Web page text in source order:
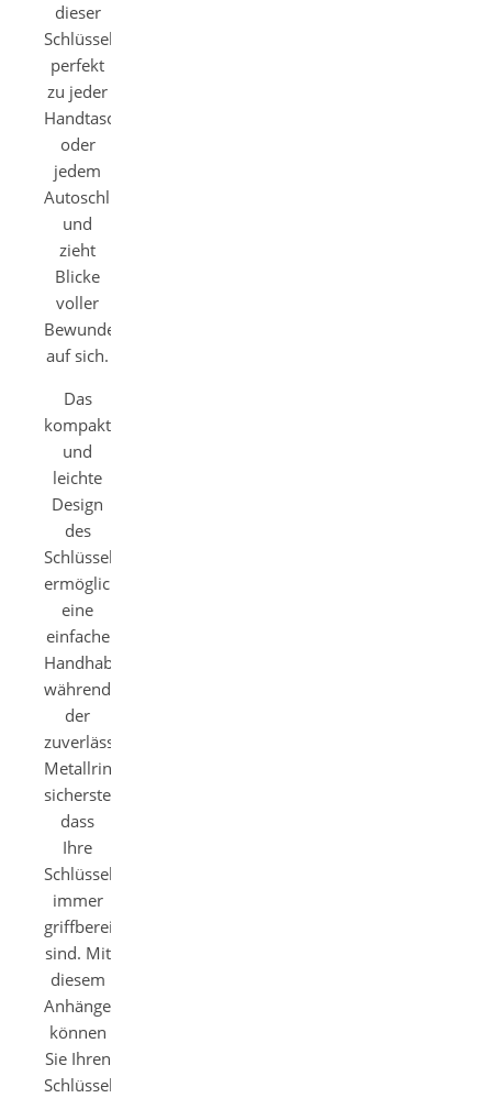
dieser
Schlüsselanhänger
perfekt
zu jeder
Handtasche
oder
jedem
Autoschlüssel
und
zieht
Blicke
voller
Bewunderung
auf sich.
Das
kompakte
und
leichte
Design
des
Schlüsselanhängers
ermöglicht
eine
einfache
Handhabung,
während
der
zuverlässige
Metallring
sicherstellt,
dass
Ihre
Schlüssel
immer
griffbereit
sind. Mit
diesem
Anhänger
können
Sie Ihren
Schlüsselbund